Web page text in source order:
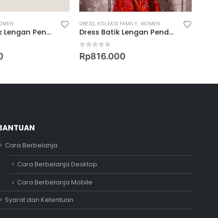
Daster Batik Lengan Pendek Motif Keris Wiwarno
DRESS KOLEKSI FAMILY ,WOMEN
Dress Batik Lengan Pendek Motif Keris Renjana Kasih
out of 5
Rp816.000
Cara Berbelanja
Cara Berbelanja Desktop
Cara Berbelanja Mobile
Syarat dan Ketentuan
Adipati
Online